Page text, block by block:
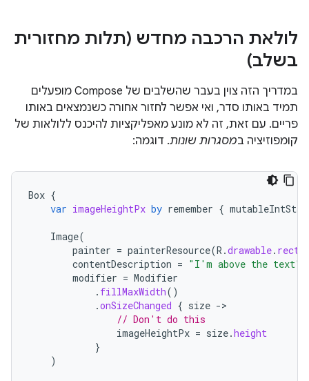
לולאת הרכבה מחדש (תלות מחזורית
בשלב)
במדריך הזה צוין בעבר שהשלבים של Compose מופעלים
תמיד באותו סדר, ואי אפשר לחזור אחורה כשנמצאים באותו
פריים. עם זאת, זה לא מונע מאפליקציות להיכנס ללולאות של
קומפוזיציה במסגרות שונות. דוגמה:
Box {
var imageHeightPx by remember {
Image(
painter = painterResource(R .drawable.
contentDescription = "I'm above the text"
modifier = Modifier
. fillMaxWidth()
.onSizeChanged { size -
// Don't do this
imageHeightPx = size.height
}
)